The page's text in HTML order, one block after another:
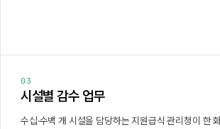
03
시설별 감수 업무
수십·수백 개 시설을 담당하는 지원급식 관리청이 한